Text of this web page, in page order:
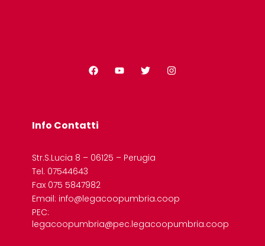
Info Contatti
Str.S.Lucia 8 – 06125 – Perugia
Tel. 07544643
Fax 075 5847982
Email: info@legacoopumbria.coop
PEC:
legacoopumbria@pec.legacoopumbria.coop